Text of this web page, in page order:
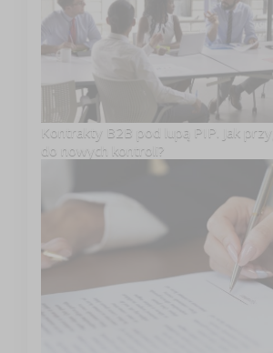
Kontrakty B2B pod lupą PIP. Jak
do nowych kontroli?